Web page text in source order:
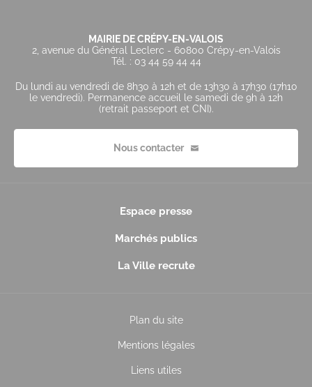
MAIRIE DE CRÉPY-EN-VALOIS
2, avenue du Général Leclerc - 60800 Crépy-en-Valois
Tél. : 03 44 59 44 44
Du lundi au vendredi de 8h30 à 12h et de 13h30 à 17h30 (17h10
le vendredi). Permanence accueil le samedi de 9h à 12h
(retrait passeport et CNI).
Nous contacter
Espace presse
Marchés publics
La Ville recrute
Plan du site
Mentions légales
Liens utiles